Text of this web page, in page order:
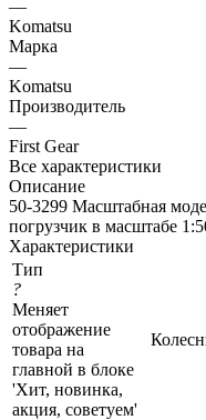
—
Komatsu
Марка
—
Komatsu
Производитель
—
First Gear
Все характеристики
Описание
50-3299 Масштабная
погрузчик в масштабе
Характеристики
Тип
?
Меняет
отображение
товара на
главной в блоке
'Хит, новинка,
акция, советуем'